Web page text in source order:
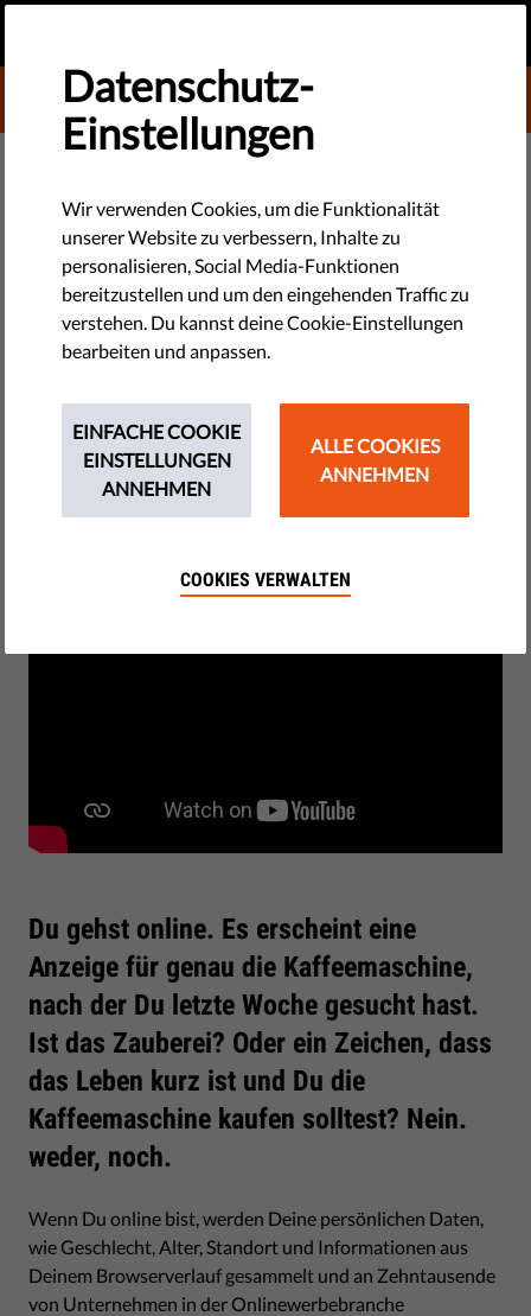
DONATE TO LIBERTIES
Deine Daten sind Deine Sache.
Sag Google und IAB, dass sie
sich um ihre eigenen Dinge
kümmern sollen.
Unterschreibe die Petition & Schütze Deine Privatsphäre.
by Eva Simon
November 25, 2019
Du gehst online. Es erscheint eine
Anzeige für genau die Kaffeemaschine,
nach der Du letzte Woche gesucht hast.
Ist das Zauberei? Oder ein Zeichen, dass
das Leben kurz ist und Du die
Kaffeemaschine kaufen solltest? Nein.
weder, noch.
Wenn Du online bist, werden Deine persönlichen Daten,
wie Geschlecht, Alter, Standort und Informationen aus
Deinem Browserverlauf gesammelt und an Zehntausende
von Unternehmen in der Onlinewerbebranche
Datenschutz-
Einstellungen
Wir verwenden Cookies, um die Funktionalität
unserer Website zu verbessern, Inhalte zu
personalisieren, Social Media-Funktionen
bereitzustellen und um den eingehenden Traffic zu
verstehen. Du kannst deine Cookie-Einstellungen
bearbeiten und anpassen.
EINFACHE COOKIE
EINSTELLUNGEN
ANNEHMEN
ALLE COOKIES
ANNEHMEN
COOKIES VERWALTEN